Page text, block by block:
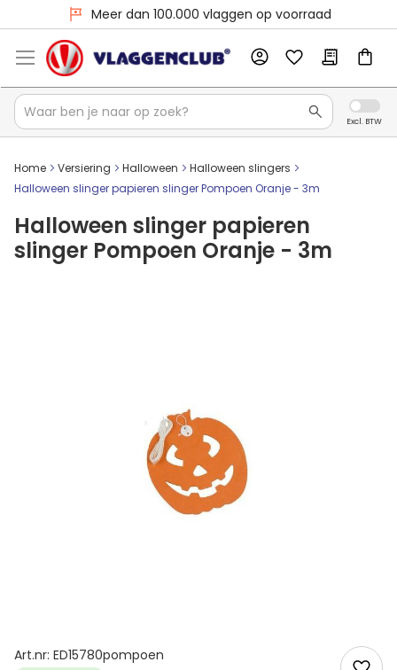
Meer dan 100.000 vlaggen op voorraad
Home Versiering Halloween
Halloween slingers
Halloween slinger papieren slinger Pompoen Oranje - 3m
Halloween slinger papieren
slinger Pompoen Oranje - 3m
Art.nr: ED15780pompoen